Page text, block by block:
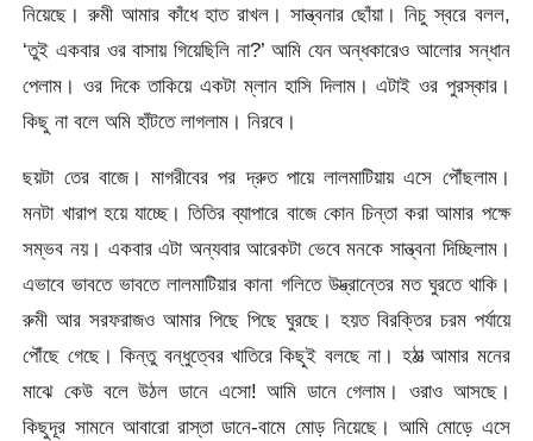
নিয়েছে। রুমী আমার কাঁধে হাত রাখল। সান্ত্বনার ছোঁয়া। নিচু স্বরে বলল,
‘তুই একবার ওর বাসায় গিয়েছিলি না?’ আমি যেন অন্ধকারেও আলোর সন্ধান
পেলাম। ওর দিকে তাকিয়ে একটা ম্লান হাসি দিলাম। এটাই ওর পুরস্কার।
কিছু না বলে অমি হাঁটতে লাগলাম। নিরবে।
ছয়টা তের বাজে। মাগরীবের পর দ্রুত পায়ে লালমাটিয়ায় এসে পৌঁছলাম।
মনটা খারাপ হয়ে যাচ্ছে। তিতির ব্যাপারে বাজে কোন চিন্তা করা আমার পক্ষে
সম্ভব নয়। একবার এটা অন্যবার আরেকটা ভেবে মনকে সান্ত্বনা দিচ্ছিলাম।
এভাবে ভাবতে ভাবতে লালমাটিয়ার কানা গলিতে উদ্ভ্রান্তের মত ঘুরতে থাকি।
রুমী আর সরফরাজও আমার পিছে পিছে ঘুরছে। হয়ত বিরক্তির চরম পর্যায়ে
পৌঁছে গেছে। কিন্তু বন্ধুত্বের খাতিরে কিছুই বলছে না। হঠাত্‍ আমার মনের
মাঝে কেউ বলে উঠল ডানে এসো! আমি ডানে গেলাম। ওরাও আসছে।
কিছুদূর সামনে আবারো রাস্তা ডানে-বামে মোড় নিয়েছে। আমি মোড়ে এসে